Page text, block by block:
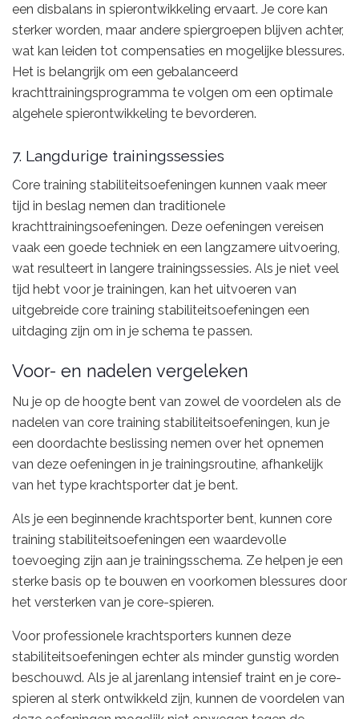
een disbalans in spierontwikkeling ervaart. Je core kan
sterker worden, maar andere spiergroepen blijven achter,
wat kan leiden tot compensaties en mogelijke blessures.
Het is belangrijk om een gebalanceerd
krachttrainingsprogramma te volgen om een optimale
algehele spierontwikkeling te bevorderen.
7. Langdurige trainingssessies
Core training stabiliteitsoefeningen kunnen vaak meer
tijd in beslag nemen dan traditionele
krachttrainingsoefeningen. Deze oefeningen vereisen
vaak een goede techniek en een langzamere uitvoering,
wat resulteert in langere trainingssessies. Als je niet veel
tijd hebt voor je trainingen, kan het uitvoeren van
uitgebreide core training stabiliteitsoefeningen een
uitdaging zijn om in je schema te passen.
Voor- en nadelen vergeleken
Nu je op de hoogte bent van zowel de voordelen als de
nadelen van core training stabiliteitsoefeningen, kun je
een doordachte beslissing nemen over het opnemen
van deze oefeningen in je trainingsroutine, afhankelijk
van het type krachtsporter dat je bent.
Als je een beginnende krachtsporter bent, kunnen core
training stabiliteitsoefeningen een waardevolle
toevoeging zijn aan je trainingsschema. Ze helpen je een
sterke basis op te bouwen en voorkomen blessures door
het versterken van je core-spieren.
Voor professionele krachtsporters kunnen deze
stabiliteitsoefeningen echter als minder gunstig worden
beschouwd. Als je al jarenlang intensief traint en je core-
spieren al sterk ontwikkeld zijn, kunnen de voordelen van